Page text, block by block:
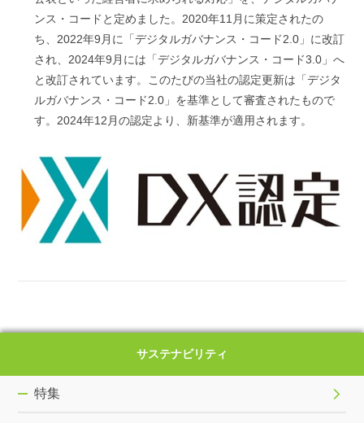
ンス・コードと定めました。2020年11月に策定されたの
ち、2022年9月に「デジタルガバナンス・コード2.0」に改訂
され、2024年9月には「デジタルガバナンス・コード3.0」へ
と改訂されています。このたびの当社の認定更新は「デジタ
ルガバナンス・コード2.0」を基準として審査されたもので
す。2024年12月の認定より、新基準が適用されます。
サステナビリティ
特集